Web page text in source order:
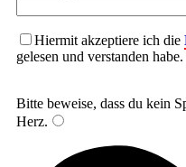
Hiermit akzeptiere ich die
gelesen und verstanden habe.
Bitte beweise, dass du kein
Herz.